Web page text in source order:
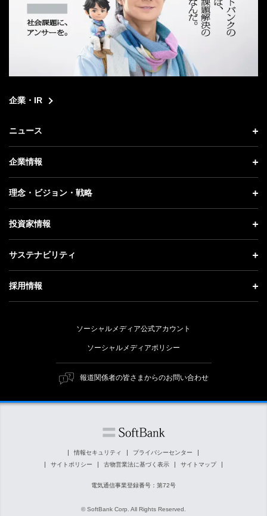
企業・IR
ニュース
ニュース トップ
プレスリリース
更新情報
記者説明会
企業情報
企業情報 トップ
社長メッセージ
事業紹介
ガバナンス
理念・ビジョン・戦略
理念・ビジョン・戦略 トップ
成長戦略「Activate AI for Society」
人材戦略
投資家情報
投資家情報 トップ
経営方針
個人投資家の皆さまへ
株式と社債について
サステナビリティ
サステナビリティ トップ
トップメッセージ
ESG方針・体制
マテリアリティ（重要課題）
ESGの主な取り組み
外部評価・イニシアチブ
採用情報
キャリア採用
障がい者採用
ソーシャルメディア公式アカウント
ソーシャルメディアポリシー
報道関係者の皆さまからのお問い合わせ
情報セキュリティ
プライバシーセンター
サイトポリシー
古物営業法に基づく表示 サイトマップ
電気通信事業登録番号：第72号
© SoftBank Corp. All Rights Reserved.